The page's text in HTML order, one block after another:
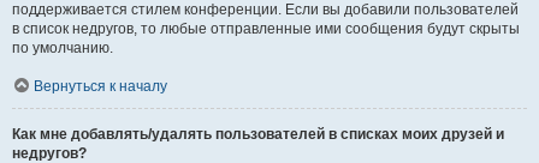
поддерживается стилем конференции. Если вы добавили пользователей
в список недругов, то любые отправленные ими сообщения будут скрыты
по умолчанию.
Вернуться к началу
Как мне добавлять/удалять пользователей в списках моих друзей и
недругов?